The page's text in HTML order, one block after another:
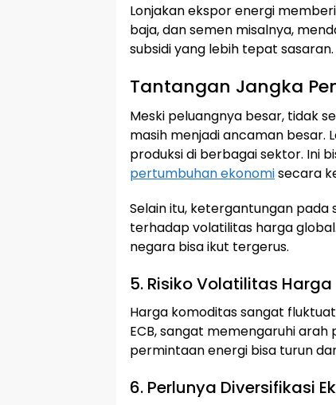
Lonjakan ekspor energi
baja, dan semen misalnya,
subsidi yang lebih tepat sasaran.
Tantangan Jangka
Meski peluangnya besar, tidak
masih menjadi ancaman besar.
produksi di berbagai sektor. Ini
pertumbuhan ekonomisecara
Selain itu, ketergantungan
terhadap volatilitas harga
negara bisa ikut tergerus.
5. Risiko Volatilitas
Harga komoditas sangat
ECB, sangat memengaruhi
permintaan energi bisa turun
6. Perlunya Diversifikasi